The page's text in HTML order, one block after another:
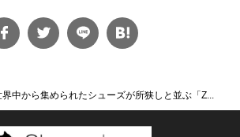
界中から集められたシューズが所狭しと並ぶ「Z...